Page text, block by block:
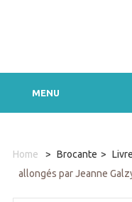
MENU
Home > Brocante >
allongés par Jeanne